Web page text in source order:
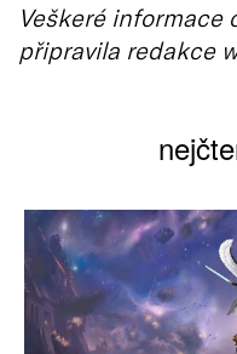
Veškeré informace
připravila redakce